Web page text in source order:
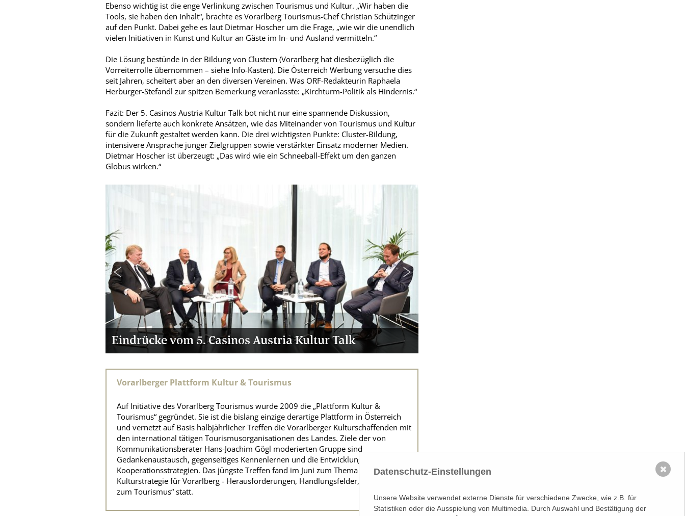
Ebenso wichtig ist die enge Verlinkung zwischen Tourismus und Kultur. „Wir haben die
Tools, sie haben den Inhalt“, brachte es Vorarlberg Tourismus-Chef Christian Schützinger
auf den Punkt. Dabei gehe es laut Dietmar Hoscher um die Frage, „wie wir die unendlich
vielen Initiativen in Kunst und Kultur an Gäste im In- und Ausland vermitteln.“
Die Lösung bestünde in der Bildung von Clustern (Vorarlberg hat diesbezüglich die
Vorreiterrolle übernommen – siehe Info-Kasten). Die Österreich Werbung versuche dies
seit Jahren, scheitert aber an den diversen Vereinen. Was ORF-Redakteurin Raphaela
Herburger-Stefandl zur spitzen Bemerkung veranlasste: „Kirchturm-Politik als Hindernis.“
Fazit: Der 5. Casinos Austria Kultur Talk bot nicht nur eine spannende Diskussion,
sondern lieferte auch konkrete Ansätzen, wie das Miteinander von Tourismus und Kultur
für die Zukunft gestaltet werden kann. Die drei wichtigsten Punkte: Cluster-Bildung,
intensivere Ansprache junger Zielgruppen sowie verstärkter Einsatz moderner Medien.
Dietmar Hoscher ist überzeugt: „Das wird wie ein Schneeball-Effekt um den ganzen
Globus wirken.“
Eindrücke vom 5. Casinos Austria Kultur Talk
Vorarlberger Plattform Kultur & Tourismus
Auf Initiative des Vorarlberg Tourismus wurde 2009 die „Plattform Kultur &
Tourismus“ gegründet. Sie ist die bislang einzige derartige Plattform in Österreich
und vernetzt auf Basis halbjährlicher Treffen die Vorarlberger Kulturschaffenden mit
den international tätigen Tourismusorganisationen des Landes. Ziele der von
Kommunikationsberater Hans-Joachim Gögl moderierten Gruppe sind
Gedankenaustausch, gegenseitiges Kennenlernen und die Entwicklung von
Kooperationsstrategien. Das jüngste Treffen fand im Juni zum Thema „Eine neue
Kulturstrategie für Vorarlberg - Herausforderungen, Handlungsfelder, Dialogfelder
zum Tourismus“ statt.
Datenschutz-Einstellungen
Unsere Website verwendet externe Dienste für verschiedene Zwecke, wie z.B. für
Statistiken oder die Ausspielung von Multimedia. Durch Auswahl und Bestätigung der
✖